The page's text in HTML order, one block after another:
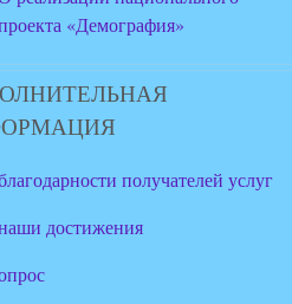
«Демография»
получателей услуг
достижения